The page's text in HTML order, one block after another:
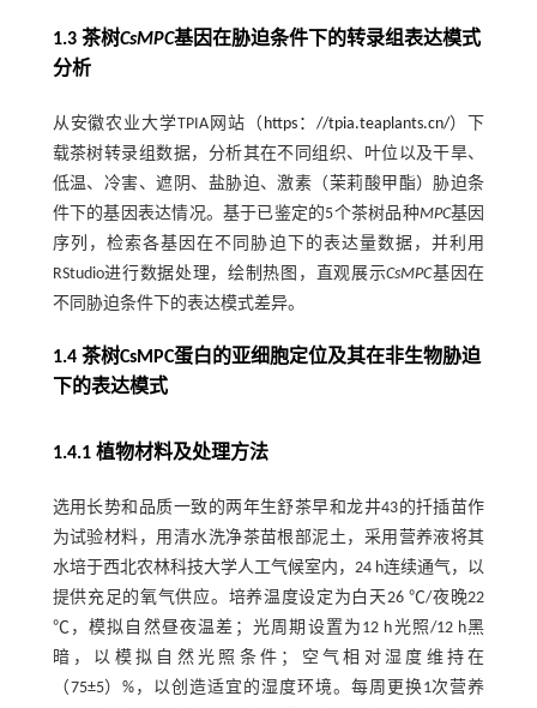
1.3 茶树CsMPC基因在胁迫条件下的转录组表达模式
分析
从安徽农业大学TPIA网站（ https：//tpia.teaplants.cn/）下
载茶树转录组数据，分析其在不同组织、叶位以及干旱、
低温、冷害、遮阴、盐胁迫、激素（茉莉酸甲酯）胁迫条
件下的基因表达情况。基于已鉴定的5个茶树品种MPC基因
序列，检索各基因在不同胁迫下的表达量数据，并利用
RStudio进行数据处理，绘制热图，直观展示CsMPC基因在
不同胁迫条件下的表达模式差异。
1.4 茶树CsMPC蛋白的亚细胞定位及其在非生物胁迫
下的表达模式
1.4.1 植物材料及处理方法
选用长势和品质一致的两年生舒茶早和龙井43的扦插苗作
为试验材料，用清水洗净茶苗根部泥土，采用营养液将其
水培于西北农林科技大学人工气候室内，24 h连续通气，以
提供充足的氧气供应。培养温度设定为白天26 ℃/夜晚22
℃，模拟自然昼夜温差；光周期设置为12 h光照/12 h黑
暗，以模拟自然光照条件；空气相对湿度维持在
（75±5）%，以创造适宜的湿度环境。每周更换1次营养